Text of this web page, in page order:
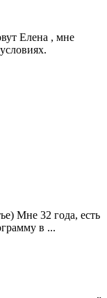
Елена , мне
Мне 32 года, есть
в ...